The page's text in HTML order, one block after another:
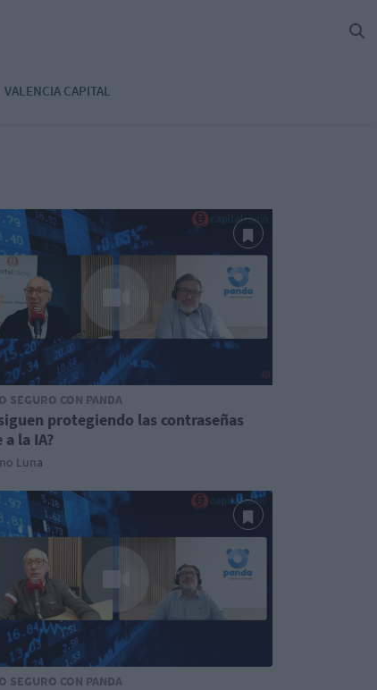
VALENCIA CAPITAL
SEGURO CON PANDA
protegiendo las contraseñas
la IA?
Luna
SEGURO CON PANDA